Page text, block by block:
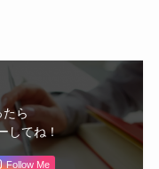
たら
してね！
Follow Me